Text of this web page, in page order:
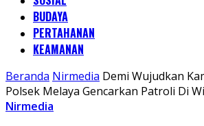
BUDAYA
PERTAHANAN
KEAMANAN
Beranda Nirmedia Demi Wujudkan
Polsek Melaya Gencarkan Patroli Di
Nirmedia